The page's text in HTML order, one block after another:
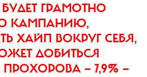
ГРАМОТНО
КАМПАНИЮ,
ХАЙП ВОКРУГ СЕБЯ,
ДОБИТЬСЯ
ПРОХОРОВА — 7,9% —